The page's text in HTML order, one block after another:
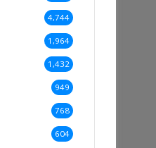
4,744
1,964
1,432
949
768
604